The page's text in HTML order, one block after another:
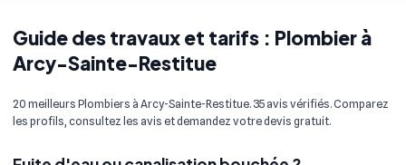
Guide des travaux et tarifs : Plombier à
Arcy-Sainte-Restitue
20 meilleurs Plombiers à Arcy-Sainte-Restitue. 35 avis vérifiés. Comparez
les profils, consultez les avis et demandez votre devis gratuit.